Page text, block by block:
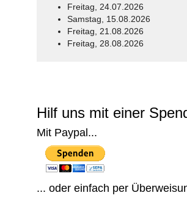
Freitag, 24.07.2026
Samstag, 15.08.2026
Freitag, 21.08.2026
Freitag, 28.08.2026
Hilf uns mit einer
Mit Paypal...
... oder einfach per